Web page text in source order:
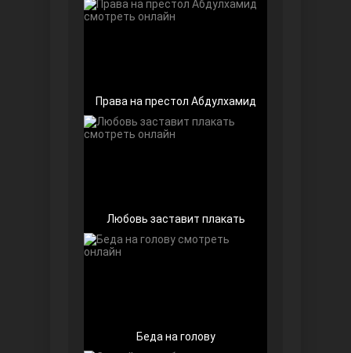
Права на престол Абдулхамид
Любовь заставит плакать
Беда на голову